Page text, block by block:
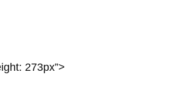
273px”>